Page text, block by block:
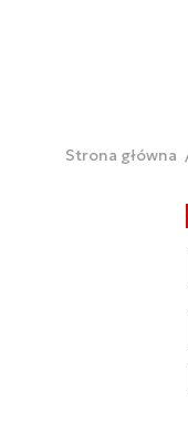
Strona główna